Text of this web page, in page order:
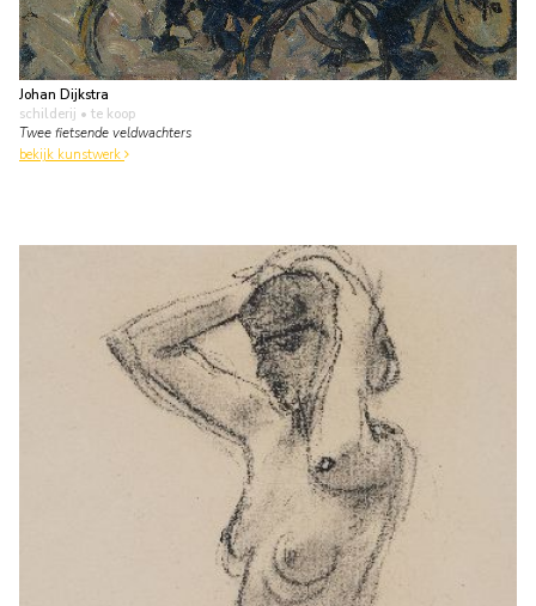
Johan Dijkstra
schilderij • te koop
Twee fietsende veldwachters
bekijk kunstwerk